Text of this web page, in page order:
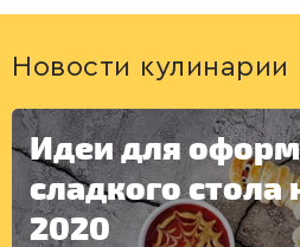
ДЕСЕРТЫ
Новости кулинарии
Идеи для
сладкого стола
2020